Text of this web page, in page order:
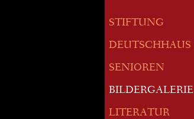
STIFTUNG
DEUTSCHHAUS
SENIOREN
BILDERGALERIE
LITERATUR